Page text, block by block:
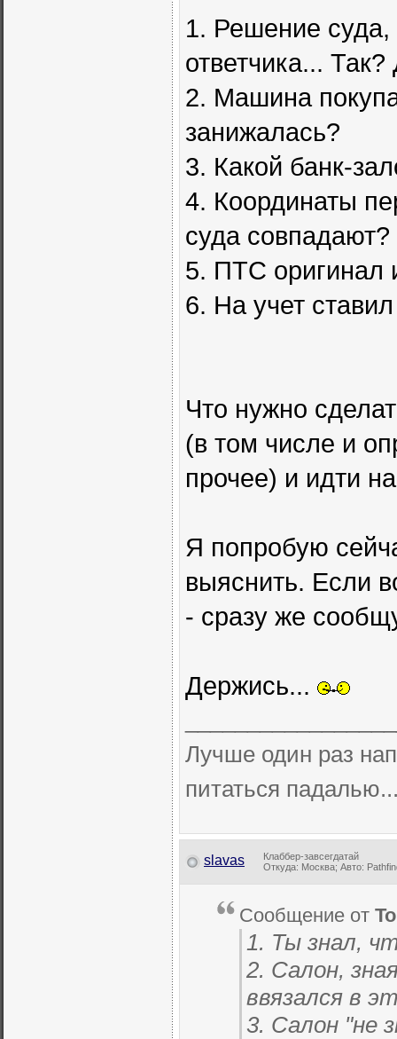
1. Решение суда,
ответчика...
2. Машина
занижалась?
3. Какой банк-
4. Координаты
суда совпадают?
5. ПТС оригинал
6. На учет
Что нужно
(в том числе и
прочее) и идти
Я попробую
выяснить. Если
- сразу же
Держись...
Лучше один раз
питаться
slavas
Клаббер-завсегдатай
Откуда: Москва; Авто:
Сообщение от
1. Ты знал,
2. Салон,
ввязался в
3. Салон "не